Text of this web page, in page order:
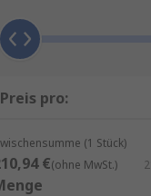
auszuwählen:
Preis pro:
(1 Stück)
€(ohne MwSt.)